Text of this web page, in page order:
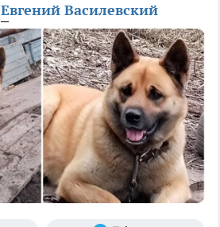
Евгений Василевский